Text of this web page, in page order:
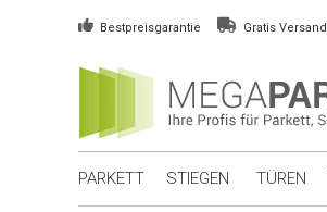
Bestpreisgarantie Gratis Versand
PARKETT STIEGEN TÜREN